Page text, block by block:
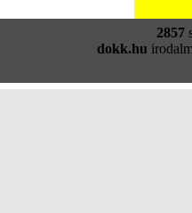
2857
dokk.hu